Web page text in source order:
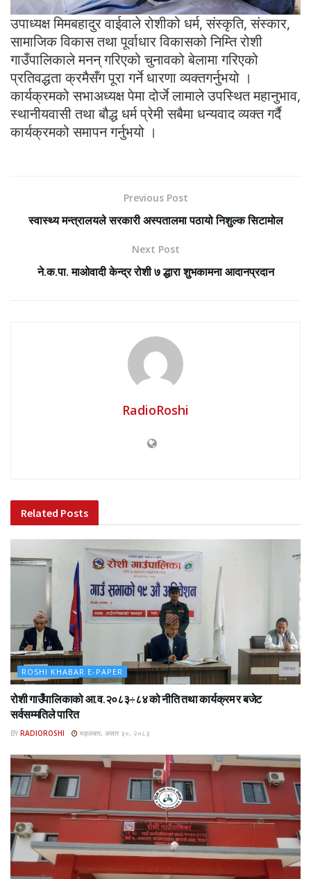
उपाध्यक्ष मिमबहादुर वाईवाले रोशीको धर्म, संस्कृति, संस्कार,
सामाजिक विकास तथा पूर्वाधार विकासको निम्ति रोशी
गाउँपालिकाले मनन् गरिएको चुनावको बेलामा गरिएको
प्रतिवद्धता क्रमैसँग पूरा गर्ने धारणा व्यक्तगर्नुभयो ।
कार्यक्रमको सभाअध्यक्ष पेमा दोर्जे लामाले उपस्थित महानुभाव,
स्थानीयवासी तथा बौद्ध धर्म प्रेमी सबैमा धन्यवाद व्यक्त गर्दै
कार्यक्रमको समापन गर्नुभयो ।
Previous Post
स्वास्थ्य मन्त्रालयले सरकारी अस्पतालमा पठायो निशुल्क सिटामोल
Next Post
ने.क.पा. माओवादी केन्द्र रोशी ७ द्धारा शुभकामना आदानप्रदान
RadioRoshi
Related Posts
ROSHI KHABAR E-PAPER
रोशी गाउँपालिकाको आ.व.२०८३÷८४ को नीति तथा कार्यक्रम र बजेट
सर्वसम्मतिले पारित
BY RADIOROSHI मङ्लबार, असार ३०, २०८३